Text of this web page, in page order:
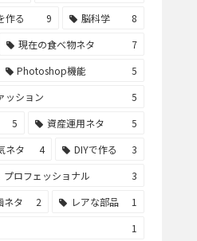
作る
9 脳科学
8
現在の食べ物ネタ
7
Photoshop機能
5
ッション
5
5 資産運用ネタ
5
ネタ 4 DIYで作る
3
プロフェッショナル
3
ネタ 2 レアな部品
1
1